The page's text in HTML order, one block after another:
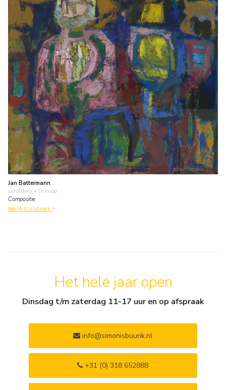
Jan Battermann
schilderij • te koop
Compositie
bekijk kunstwerk
Het hele jaar open
Dinsdag t/m zaterdag 11-17 uur en op afspraak
info@simonisbuunk.nl
+31 (0) 318 652888